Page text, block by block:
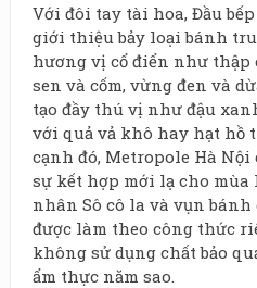
Với đôi tay tài hoa, Đầu
giới thiệu bảy loại bánh
hương vị cổ điển như thập
sen và cốm, vừng đen và
tạo đầy thú vị như đậu
với quả vả khô hay hạt hồ
cạnh đó, Metropole Hà Nội
sự kết hợp mới lạ cho mùa
nhân Sô cô la và vụn
được làm theo công thức
không sử dụng chất bảo
ẩm thực năm sao.